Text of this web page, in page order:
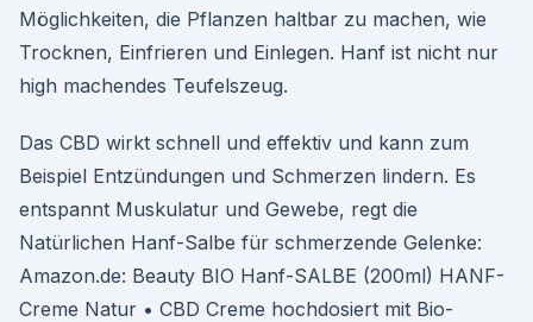
Möglichkeiten, die Pflanzen haltbar zu machen, wie
Trocknen, Einfrieren und Einlegen. Hanf ist nicht nur
high machendes Teufelszeug.
Das CBD wirkt schnell und effektiv und kann zum
Beispiel Entzündungen und Schmerzen lindern. Es
entspannt Muskulatur und Gewebe, regt die
Natürlichen Hanf-Salbe für schmerzende Gelenke:
Amazon.de: Beauty BIO Hanf-SALBE (200ml) HANF-
Creme Natur • CBD Creme hochdosiert mit Bio-